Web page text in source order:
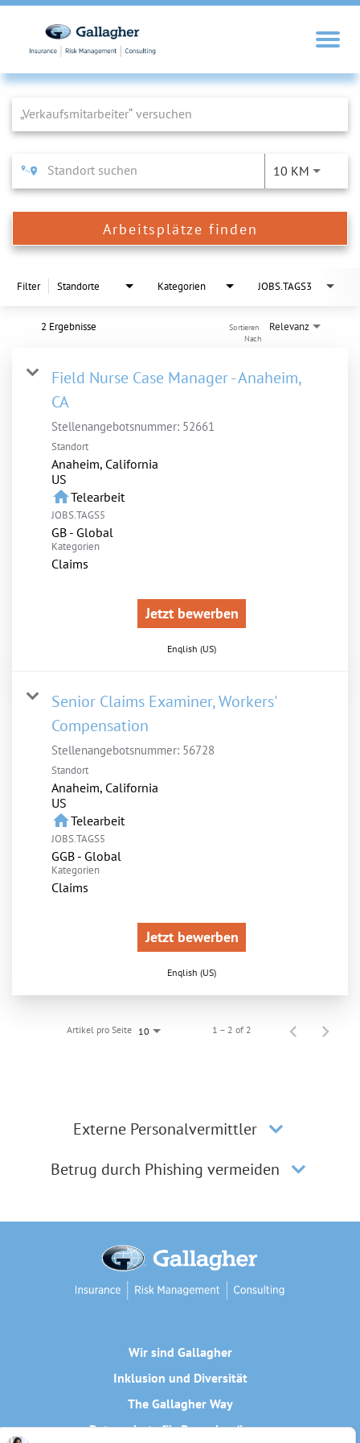
Job Search Page
10 KM
Arbeitsplätze finden
Filter Standorte Kategorien JOBS.TAGS3
2 Ergebnisse Relevanz
Sortieren
Nach
Field Nurse Case Manager - Anaheim,
CA
Stellenangebotsnummer: 52661
Standort
Anaheim, California
homeTelearbeit
JOBS.TAGS5
GB - Global
Kategorien
Claims
Jetzt bewerben
English (US)
Senior Claims Examiner, Workers'
Compensation
Stellenangebotsnummer: 56728
Standort
Anaheim, California
homeTelearbeit
JOBS.TAGS5
GGB - Global
Kategorien
Claims
Jetzt bewerben
English (US)
Artikel pro Seite 10 1 – 2 of 2
Externe Personalvermittler
Betrug durch Phishing vermeiden
Wir sind Gallagher
Inklusion und Diversität
The Gallagher Way
Datenschutz für Bewerber/innen